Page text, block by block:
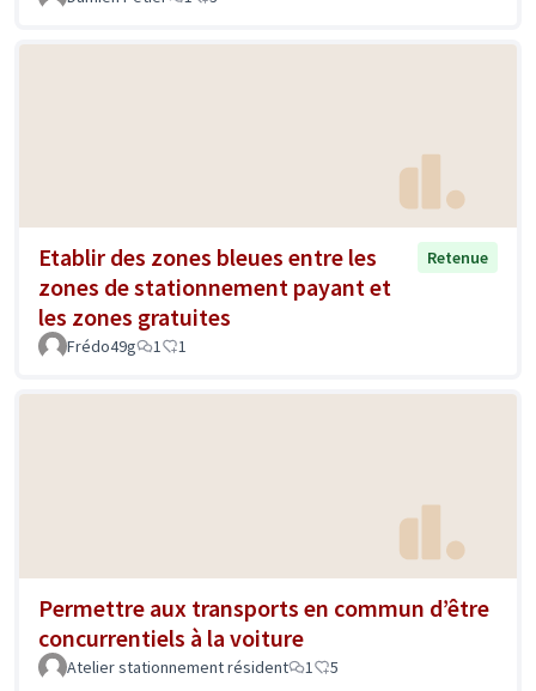
Etablir des zones bleues entre les
zones de stationnement payant et
les zones gratuites
Retenue
Frédo49g 1 1
Permettre aux transports en commun d’être
concurrentiels à la voiture
Atelier stationnement résident 1 5